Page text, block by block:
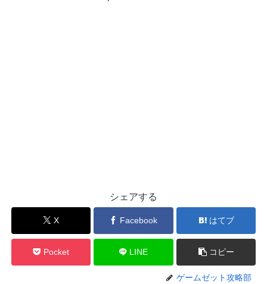
シェアする
X Facebook はてブ
Pocket LINE コピー
ゲームゼット攻略部